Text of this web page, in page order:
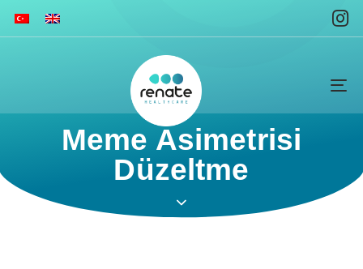
Meme Asimetrisi
Düzeltme ​